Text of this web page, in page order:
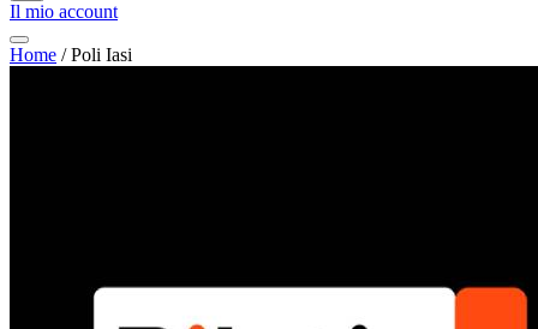
Il mio account
Home / Poli Iasi